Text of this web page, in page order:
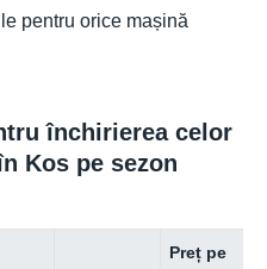
pentru orice mașină
închirierea celor
Kos pe sezon
Preț pe